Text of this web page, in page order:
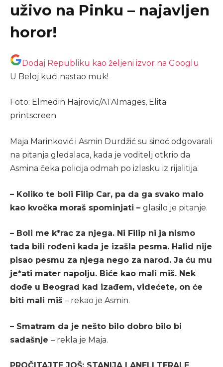
uživo na Pinku – najavljen
horor!
Dodaj Republiku kao željeni izvor na Googlu
U Beloj kući nastao muk!
Foto: Elmedin Hajrovic/ATAImages, Elita
printscreen
Maja Marinković i Asmin Durdžić su sinoć odgovarali
na pitanja gledalaca, kada je voditelj otkrio da
Asmina čeka policija odmah po izlasku iz rijalitija.
– Koliko te boli Filip Car, pa da ga svako malo
kao kvočka moraš spominjati – glasilo je pitanje.
– Boli me k*rac za njega. Ni Filip ni ja nismo
tada bili rođeni kada je izašla pesma. Halid nije
pisao pesmu za njega nego za narod. Ja ću mu
je*ati mater napolju. Biće kao mali miš. Nek
dođe u Beograd kad izađem, videćete, on će
biti mali miš – rekao je Asmin.
– Smatram da je nešto bilo dobro bilo bi
sadašnje – rekla je Maja.